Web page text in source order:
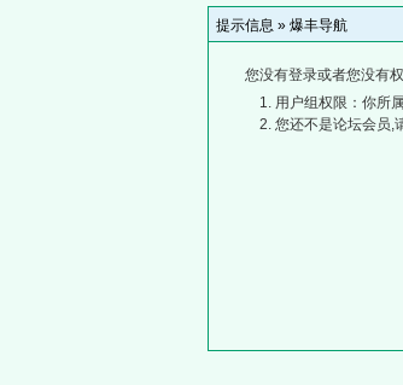
提示信息 » 爆丰导航
您没有登录或者您没有
用户组权限：你所
您还不是论坛会员,